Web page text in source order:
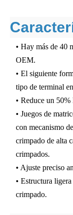
• Hay más de 40
OEM.
• El siguiente
tipo de terminal
• Reduce un
• Juegos de
con mecanismo
crimpado de alta
crimpados.
• Ajuste preciso
• Estructura
crimpado.